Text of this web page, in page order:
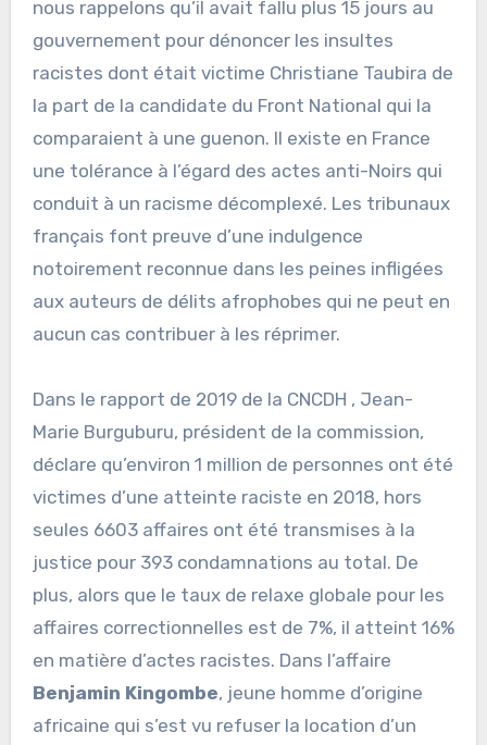
nous rappelons qu’il avait fallu plus 15 jours au
gouvernement pour dénoncer les insultes
racistes dont était victime Christiane Taubira de
la part de la candidate du Front National qui la
comparaient à une guenon. Il existe en France
une tolérance à l’égard des actes anti-Noirs qui
conduit à un racisme décomplexé. Les tribunaux
français font preuve d’une indulgence
notoirement reconnue dans les peines infligées
aux auteurs de délits afrophobes qui ne peut en
aucun cas contribuer à les réprimer.
Dans le rapport de 2019 de la CNCDH , Jean-
Marie Burguburu, président de la commission,
déclare qu’environ 1 million de personnes ont été
victimes d’une atteinte raciste en 2018, hors
seules 6603 affaires ont été transmises à la
justice pour 393 condamnations au total. De
plus, alors que le taux de relaxe globale pour les
affaires correctionnelles est de 7%, il atteint 16%
en matière d’actes racistes. Dans l’affaire
Benjamin Kingombe, jeune homme d’origine
africaine qui s’est vu refuser la location d’un